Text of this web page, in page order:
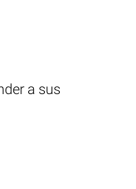
a sus